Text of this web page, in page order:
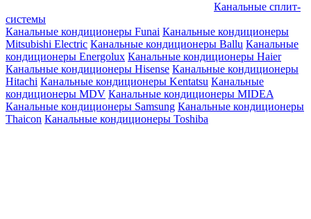
Канальные сплит-
системы
Канальные кондиционеры Funai Канальные кондиционеры
Mitsubishi Electric Канальные кондиционеры Ballu Канальные
кондиционеры Energolux Канальные кондиционеры Haier
Канальные кондиционеры Hisense Канальные кондиционеры
Hitachi Канальные кондиционеры Kentatsu Канальные
кондиционеры MDV Канальные кондиционеры MIDEA
Канальные кондиционеры Samsung Канальные кондиционеры
Thaicon Канальные кондиционеры Toshiba